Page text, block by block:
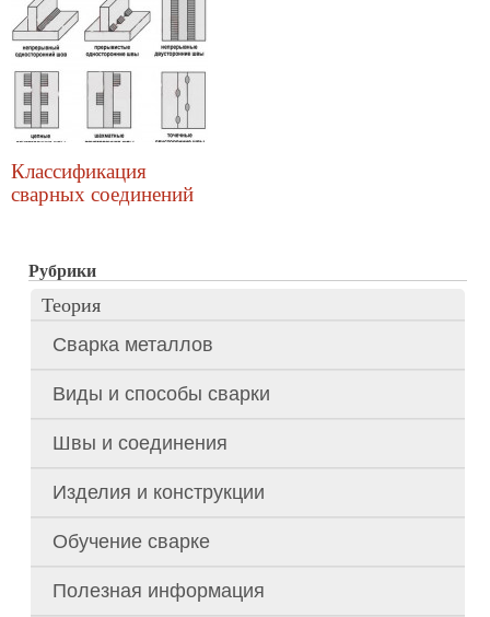
Классификация
сварных соединений
Рубрики
Теория
Сварка металлов
Виды и способы сварки
Швы и соединения
Изделия и конструкции
Обучение сварке
Полезная информация